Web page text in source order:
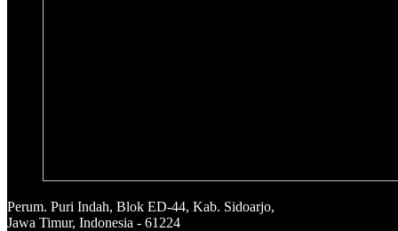
Perum. Puri Indah, Blok ED-44, Kab. Sidoarjo,
Jawa Timur, Indonesia - 61224